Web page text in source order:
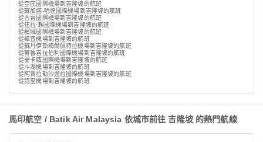
從亞庇國際機場到吉隆坡的航班
從蘇加諾-哈達國際機場到吉隆坡的航班
從古晉國際機場到吉隆坡的航班
從伍拉·賴國際機場到吉隆坡的航班
從檳城國際機場到吉隆坡的航班
從樟宜機場到吉隆坡的航班
從蘇丹伊斯梅爾佩特拉機場到吉隆坡的航班
從蒂魯吉拉伯利國際機場到吉隆坡的航班
從蘭卡威國際機場到吉隆坡的航班
從斗湖機場到吉隆坡的航班
從阿賈拉勒沙迦拉國際機場到吉隆坡的航班
從詩巫機場到吉隆坡的航班
馬印航空 / Batik Air Malaysia 依城市前往 吉隆坡 的熱門航線